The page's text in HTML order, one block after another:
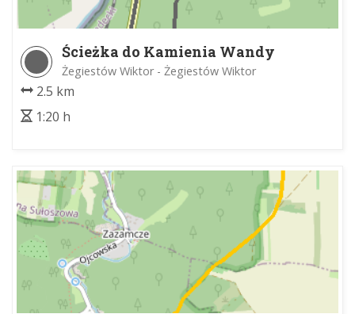
Ścieżka do Kamienia Wandy
Żegiestów Wiktor - Żegiestów Wiktor
2.5 km
1:20 h